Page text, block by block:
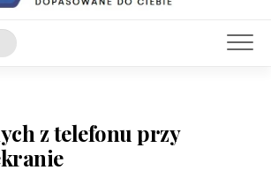
z telefonu przy